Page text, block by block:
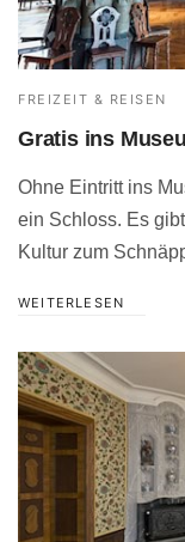
FREIZEIT & REISEN
Gratis ins
Ohne Eintritt ins
ein Schloss. Es
Kultur zum
WEITERLESEN